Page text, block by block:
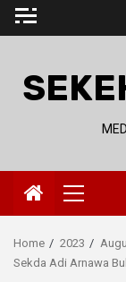
Skip
Primary
Menu
Home 2023
Sekda Adi Arnawa